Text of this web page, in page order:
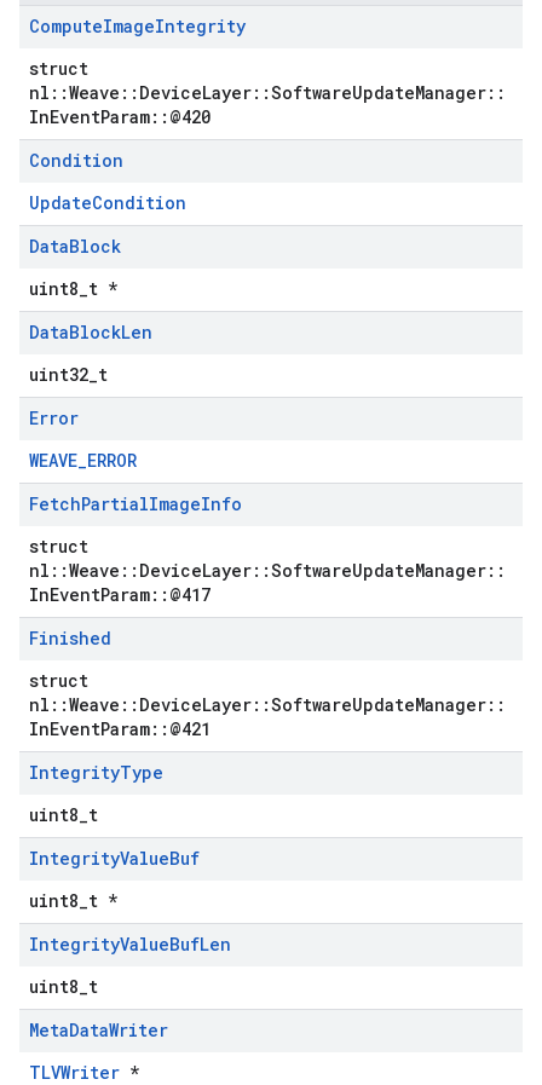
ComputeImageIntegrity
struct
nl::Weave::DeviceLayer::SoftwareUpdateManager::
InEventParam::@420
Condition
UpdateCondition
DataBlock
uint8_t *
DataBlockLen
uint32_t
Error
WEAVE_ERROR
FetchPartialImageInfo
struct
nl::Weave::DeviceLayer::SoftwareUpdateManager::
InEventParam::@417
Finished
struct
nl::Weave::DeviceLayer::SoftwareUpdateManager::
InEventParam::@421
IntegrityType
uint8_t
IntegrityValueBuf
uint8_t *
IntegrityValueBufLen
uint8_t
MetaDataWriter
TLVWriter *